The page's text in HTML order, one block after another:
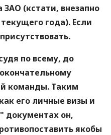
ЗАО (кстати, внезапно
года). Если
по всему, до
команды. Таким
его личные визы и
документах он,
якобы